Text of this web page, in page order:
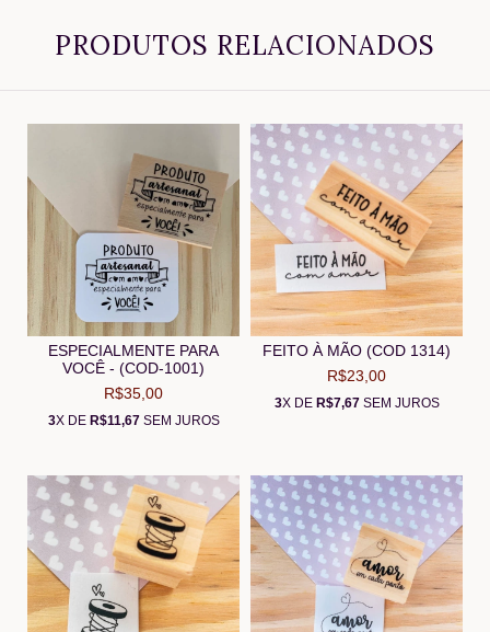
PRODUTOS RELACIONADOS
ESPECIALMENTE PARA
VOCÊ - (COD-1001)
R$35,00
3X DE R$11,67SEM JUROS
FEITO À MÃO (COD 1314)
R$23,00
3X DE R$7,67SEM JUROS